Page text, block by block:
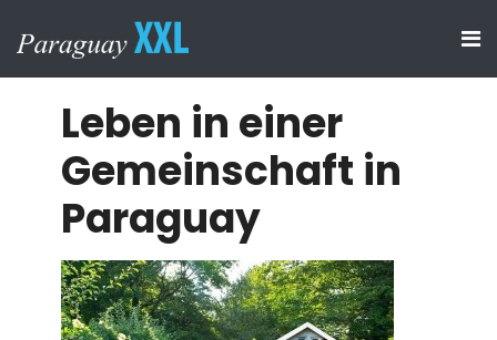
Leben in einer
Gemeinschaft in
Paraguay